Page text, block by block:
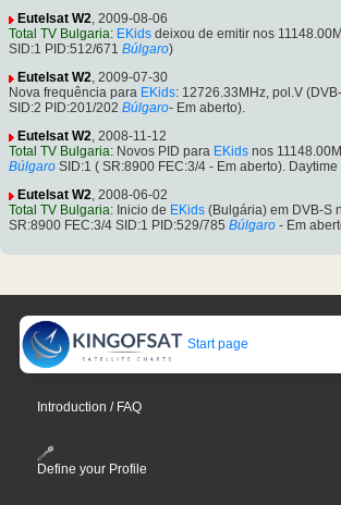
Eutelsat W2, 2009-08-06
Total TV Bulgaria: EKids deixou de emitir nos
SID:1 PID:512/671 Búlgaro)
Eutelsat W2, 2009-07-30
Nova frequência para EKids: 12726.33MHz, pol.V
SID:2 PID:201/202 Búlgaro- Em aberto).
Eutelsat W2, 2008-11-12
Total TV Bulgaria: Novos PID para EKids nos
Búlgaro SID:1 ( SR:8900 FEC:3/4 - Em aberto). Daytime
Eutelsat W2, 2008-06-02
Total TV Bulgaria: Inicio de EKids (Bulgária) em DVB-S
SR:8900 FEC:3/4 SID:1 PID:529/785 Búlgaro - Em
Start page
Introduction / FAQ
Define your Profile